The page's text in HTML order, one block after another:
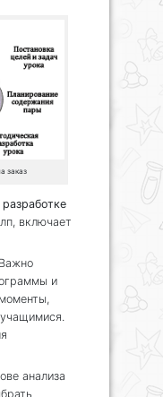
заказ
разработке
включает
Важно
и
анализа